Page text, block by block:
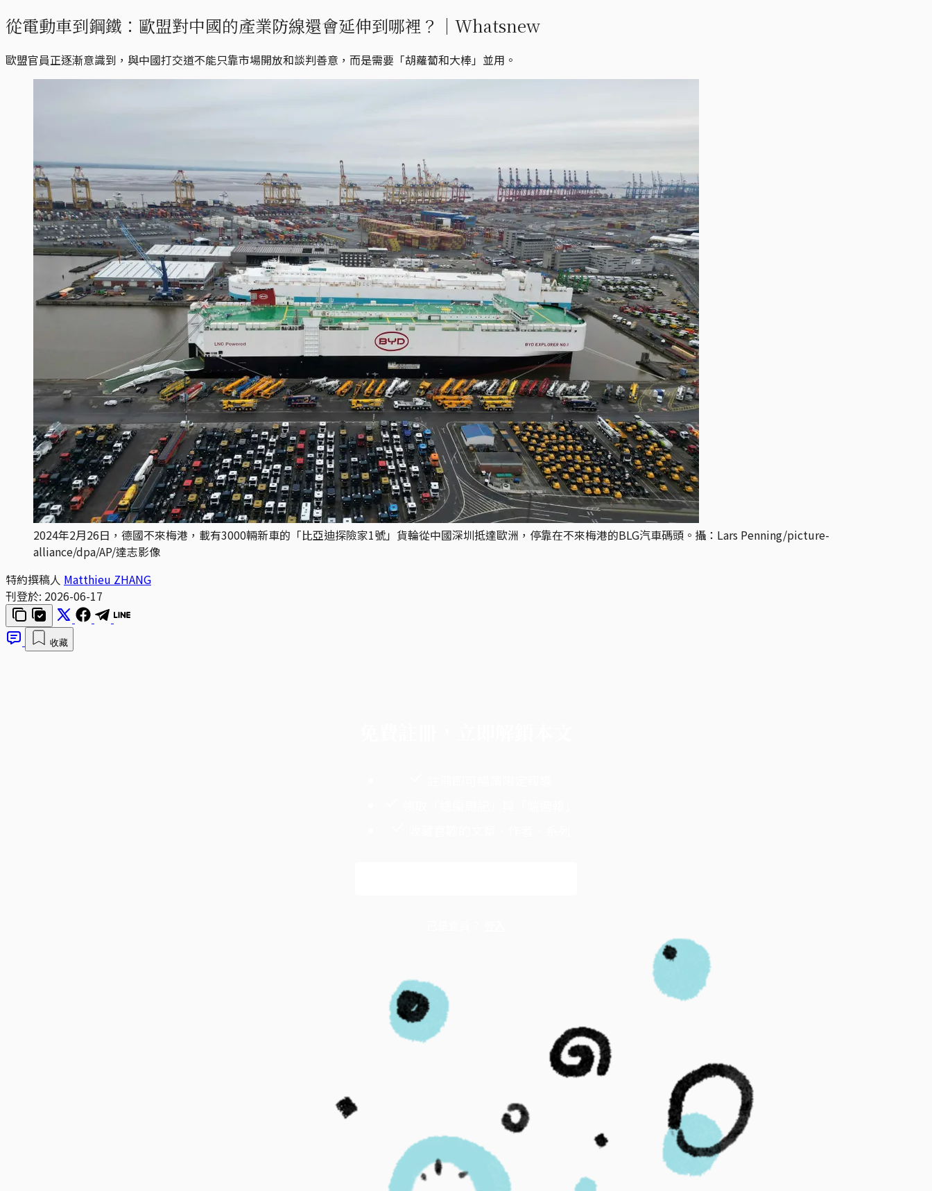
從電動車到鋼鐵：歐盟對中國的產業防線還會延伸到哪裡？｜Whatsnew
歐盟官員正逐漸意識到，與中國打交道不能只靠市場開放和談判善意，而是需要「胡蘿蔔和大棒」並用。
2024年2月26日，德國不來梅港，載有3000輛新車的「比亞迪探險家1號」貨輪從中國深圳抵達歐洲，停靠在不來梅港的BLG汽車碼頭。攝：Lars Penning/picture-
alliance/dpa/AP/達志影像
特約撰稿人 Matthieu ZHANG
刊登於: 2026-06-17
收藏